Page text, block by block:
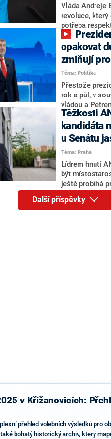
o případné
značně
nemá osobu,
Vláda Andreje
revoluce, který
potřeba
ministryně
rozhovoru pro
ohledně
Tejce (za
práva Taťány
adresu vlády
vrátila k
hnutí Naše
opakovat
zmiňují
Téma: Politika
Přestože
rok a půl, v
vládou a
tom, koho by
koalice.
jméno
bude znovu
Těžkosti
kandidáta
u Senátu
Téma: Praha
Lídrem hnutí
být
ještě probíhá
Jana
redakci
Benkovič. O
Další příspěvky
v Křižanovicích:
přehled volebních výsledků pro
bohatý historický archiv, který